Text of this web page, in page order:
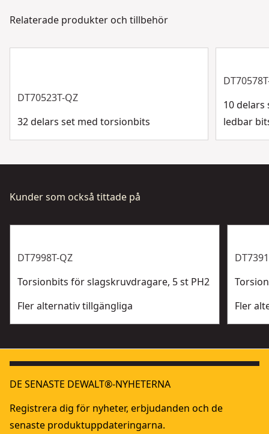
Slag eller
Kundsupport
Relaterade produkter och tillbehör
DT70523T-QZ
32 delars set med torsionbits
10
ledbar
Kunder som också tittade på
DT7998T-QZ
Torsionbits för slagskruvdragare, 5 st PH2
Fler alternativ tillgängliga
Fler
DE SENASTE DEWALT®-NYHETERNA
Registrera dig för nyheter, erbjudanden och de
senaste produktuppdateringarna.